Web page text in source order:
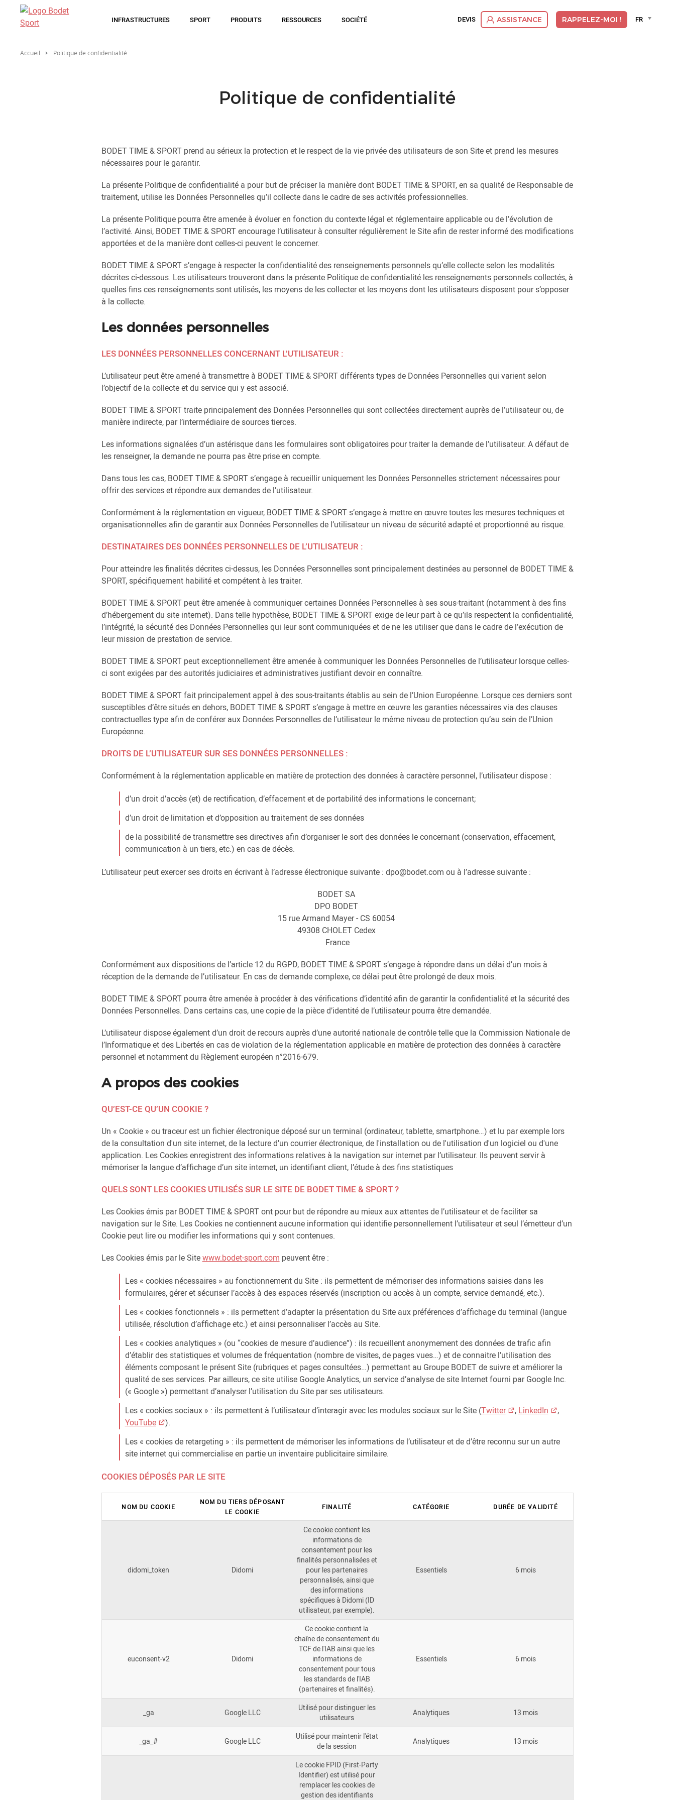
contenu
INFRASTRUCTURES SPORT PRODUITS RESSOURCES SOCIÉTÉ DEVIS ASSISTANCE RAPPELEZ-MOI !
Language
FR
Accueil Politique de confidentialité
Politique de confidentialité
BODET TIME & SPORT prend au sérieux la protection et le respect de la vie privée des utilisateurs de son Site et prend les mesures
nécessaires pour le garantir.
La présente Politique de confidentialité a pour but de préciser la manière dont BODET TIME & SPORT, en sa qualité de Responsable de
traitement, utilise les Données Personnelles qu’il collecte dans le cadre de ses activités professionnelles.
La présente Politique pourra être amenée à évoluer en fonction du contexte légal et réglementaire applicable ou de l’évolution de
l’activité. Ainsi, BODET TIME & SPORT encourage l’utilisateur à consulter régulièrement le Site afin de rester informé des modifications
apportées et de la manière dont celles-ci peuvent le concerner.
BODET TIME & SPORT s’engage à respecter la confidentialité des renseignements personnels qu’elle collecte selon les modalités
décrites ci-dessous. Les utilisateurs trouveront dans la présente Politique de confidentialité les renseignements personnels collectés, à
quelles fins ces renseignements sont utilisés, les moyens de les collecter et les moyens dont les utilisateurs disposent pour s’opposer
à la collecte.
Les données personnelles
LES DONNÉES PERSONNELLES CONCERNANT L’UTILISATEUR :
L’utilisateur peut être amené à transmettre à BODET TIME & SPORT différents types de Données Personnelles qui varient selon
l’objectif de la collecte et du service qui y est associé.
BODET TIME & SPORT traite principalement des Données Personnelles qui sont collectées directement auprès de l’utilisateur ou, de
manière indirecte, par l’intermédiaire de sources tierces.
Les informations signalées d’un astérisque dans les formulaires sont obligatoires pour traiter la demande de l’utilisateur. A défaut de
les renseigner, la demande ne pourra pas être prise en compte.
Dans tous les cas, BODET TIME & SPORT s’engage à recueillir uniquement les Données Personnelles strictement nécessaires pour
offrir des services et répondre aux demandes de l’utilisateur.
Conformément à la réglementation en vigueur, BODET TIME & SPORT s’engage à mettre en œuvre toutes les mesures techniques et
organisationnelles afin de garantir aux Données Personnelles de l’utilisateur un niveau de sécurité adapté et proportionné au risque.
DESTINATAIRES DES DONNÉES PERSONNELLES DE L’UTILISATEUR :
Pour atteindre les finalités décrites ci-dessus, les Données Personnelles sont principalement destinées au personnel de BODET TIME &
SPORT, spécifiquement habilité et compétent à les traiter.
BODET TIME & SPORT peut être amenée à communiquer certaines Données Personnelles à ses sous-traitant (notamment à des fins
d’hébergement du site internet). Dans telle hypothèse, BODET TIME & SPORT exige de leur part à ce qu’ils respectent la confidentialité,
l’intégrité, la sécurité des Données Personnelles qui leur sont communiquées et de ne les utiliser que dans le cadre de l’exécution de
leur mission de prestation de service.
BODET TIME & SPORT peut exceptionnellement être amenée à communiquer les Données Personnelles de l’utilisateur lorsque celles-
ci sont exigées par des autorités judiciaires et administratives justifiant devoir en connaître.
BODET TIME & SPORT fait principalement appel à des sous-traitants établis au sein de l’Union Européenne. Lorsque ces derniers sont
susceptibles d’être situés en dehors, BODET TIME & SPORT s’engage à mettre en œuvre les garanties nécessaires via des clauses
contractuelles type afin de conférer aux Données Personnelles de l’utilisateur le même niveau de protection qu’au sein de l’Union
Européenne.
DROITS DE L’UTILISATEUR SUR SES DONNÉES PERSONNELLES :
Conformément à la réglementation applicable en matière de protection des données à caractère personnel, l’utilisateur dispose :
d’un droit d’accès (et) de rectification, d’effacement et de portabilité des informations le concernant;
d’un droit de limitation et d’opposition au traitement de ses données
de la possibilité de transmettre ses directives afin d’organiser le sort des données le concernant (conservation, effacement,
communication à un tiers, etc.) en cas de décès.
L’utilisateur peut exercer ses droits en écrivant à l’adresse électronique suivante : dpo@bodet.com ou à l’adresse suivante :
BODET SA
DPO BODET
15 rue Armand Mayer - CS 60054
49308 CHOLET Cedex
France
Conformément aux dispositions de l’article 12 du RGPD, BODET TIME & SPORT s’engage à répondre dans un délai d’un mois à
réception de la demande de l’utilisateur. En cas de demande complexe, ce délai peut être prolongé de deux mois.
BODET TIME & SPORT pourra être amenée à procéder à des vérifications d’identité afin de garantir la confidentialité et la sécurité des
Données Personnelles. Dans certains cas, une copie de la pièce d’identité de l’utilisateur pourra être demandée.
L’utilisateur dispose également d’un droit de recours auprès d’une autorité nationale de contrôle telle que la Commission Nationale de
l’Informatique et des Libertés en cas de violation de la réglementation applicable en matière de protection des données à caractère
personnel et notamment du Règlement européen n°2016-679.
A propos des cookies
QU’EST-CE QU’UN COOKIE ?
Un « Cookie » ou traceur est un fichier électronique déposé sur un terminal (ordinateur, tablette, smartphone…) et lu par exemple lors
de la consultation d'un site internet, de la lecture d'un courrier électronique, de l'installation ou de l'utilisation d'un logiciel ou d'une
application. Les Cookies enregistrent des informations relatives à la navigation sur internet par l’utilisateur. Ils peuvent servir à
mémoriser la langue d’affichage d’un site internet, un identifiant client, l’étude à des fins statistiques
QUELS SONT LES COOKIES UTILISÉS SUR LE SITE DE BODET TIME & SPORT ?
Les Cookies émis par BODET TIME & SPORT ont pour but de répondre au mieux aux attentes de l’utilisateur et de faciliter sa
navigation sur le Site. Les Cookies ne contiennent aucune information qui identifie personnellement l’utilisateur et seul l’émetteur d’un
Cookie peut lire ou modifier les informations qui y sont contenues.
Les Cookies émis par le Sitewww.bodet-sport.com peuvent être :
Les « cookies nécessaires » au fonctionnement du Site : ils permettent de mémoriser des informations saisies dans les
formulaires, gérer et sécuriser l’accès à des espaces réservés (inscription ou accès à un compte, service demandé, etc.).
Les « cookies fonctionnels » : ils permettent d’adapter la présentation du Site aux préférences d’affichage du terminal (langue
utilisée, résolution d’affichage etc.) et ainsi personnaliser l’accès au Site.
Les « cookies analytiques » (ou “cookies de mesure d’audience”) : ils recueillent anonymement des données de trafic afin
d’établir des statistiques et volumes de fréquentation (nombre de visites, de pages vues…) et de connaitre l’utilisation des
éléments composant le présent Site (rubriques et pages consultées…) permettant au Groupe BODET de suivre et améliorer la
qualité de ses services. Par ailleurs, ce site utilise Google Analytics, un service d’analyse de site Internet fourni par Google Inc.
(« Google ») permettant d’analyser l’utilisation du Site par ses utilisateurs.
Les « cookies sociaux » : ils permettent à l’utilisateur d’interagir avec les modules sociaux sur le Site (Twitter , LinkedIn
,
YouTube
).
Les « cookies de retargeting » : ils permettent de mémoriser les informations de l’utilisateur et de d’être reconnu sur un autre
site internet qui commercialise en partie un inventaire publicitaire similaire.
COOKIES DÉPOSÉS PAR LE SITE
NOM DU COOKIE
NOM DU TIERS DÉPOSANT
LE COOKIE
FINALITÉ CATÉGORIE DURÉE DE VALIDITÉ
didomi_token Didomi
Ce cookie contient les
informations de
consentement pour les
finalités personnalisées et
pour les partenaires
personnalisés, ainsi que
des informations
spécifiques à Didomi (ID
utilisateur, par exemple).
Essentiels 6 mois
euconsent-v2 Didomi
Ce cookie contient la
chaîne de consentement du
TCF de l'IAB ainsi que les
informations de
consentement pour tous
les standards de l'IAB
(partenaires et finalités).
Essentiels 6 mois
_ga Google LLC
Utilisé pour distinguer les
utilisateurs
Analytiques 13 mois
_ga_# Google LLC
Utilisé pour maintenir l'état
de la session
Analytiques 13 mois
Le cookie FPID (First-Party
Identifier) est utilisé pour
remplacer les cookies de
gestion des identifiants